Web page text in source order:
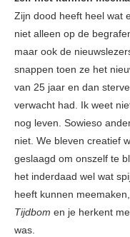
Zijn dood heeft heel wat
niet alleen op de
maar ook de
snappen toen ze het
van 25 jaar en dan
verwacht had. Ik weet
nog leven. Sowieso
niet. We bleven creatief
geslaagd om onszelf te
het inderdaad wel wat
heeft kunnen
Tijdbom en je herkent
was.